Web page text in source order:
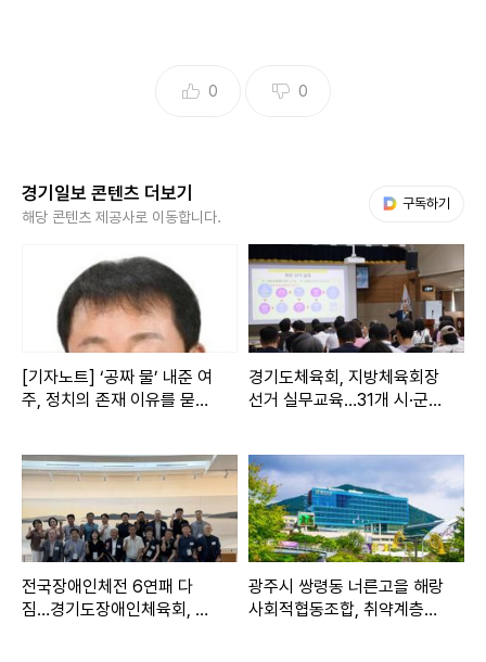
0 0
경기일보 콘텐츠 더보기
해당 콘텐츠 제공사로 이동합니다.
구독하기
[기자노트] ‘공짜 물’ 내준 여
주, 정치의 존재 이유를 묻는
경기도체육회, 지방체육회장
선거 실무교육…31개 시·군
전국장애인체전 6연패 다
짐…경기도장애인체육회, 가
광주시 쌍령동 너른고을 해랑
사회적협동조합, 취약계층에